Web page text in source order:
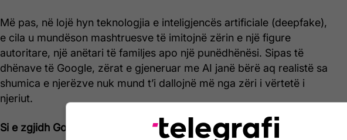
Më pas, në lojë hyn teknologjia e inteligjencës artificiale (deepfake),
e cila u mundëson mashtruesve të imitojnë zërin e një figure
autoritare, një anëtari të familjes apo një punëdhënësi. Sipas të
dhënave të Google, zërat e gjeneruar me AI janë bërë aq realistë sa
shumica e njerëzve nuk mund t’i dallojnë më nga zëri i vërtetë i
njeriut.
Si e zgjidh Google këtë problem?